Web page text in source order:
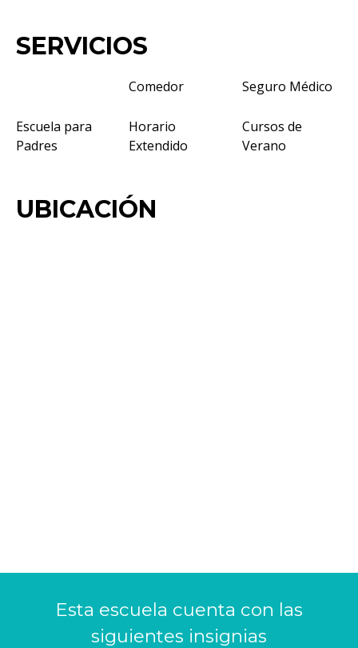
SERVICIOS
Comedor Seguro Médico
Escuela para
Padres
Horario
Extendido
Cursos de
Verano
UBICACIÓN
Esta escuela cuenta con las
siguientes insignias